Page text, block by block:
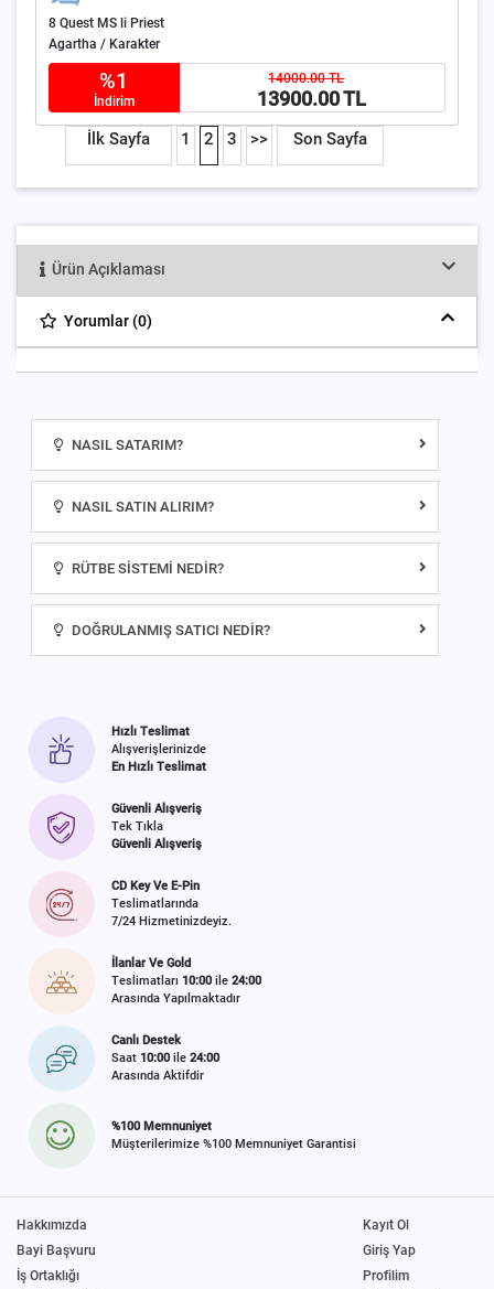
8 Quest MS li Priest
Agartha / Karakter
%1
İndirim
14000.00 TL
13900.00 TL
İlk Sayfa 1 2 3 >> Son Sayfa
Ürün Açıklaması
Yorumlar (0)
NASIL SATARIM?
NASIL SATIN ALIRIM?
RÜTBE SISTEMI NEDIR?
DOĞRULANMIŞ SATICI NEDIR?
Hızlı Teslimat
Alışverişlerinizde
En Hızlı Teslimat
Güvenli Alışveriş
Tek Tıkla
Güvenli Alışveriş
CD Key Ve E-Pin
Teslimatlarında
7/24 Hizmetinizdeyiz.
İlanlar Ve Gold
Teslimatları 10:00ile 24:00
Arasında Yapılmaktadır
Canlı Destek
Saat 10:00ile 24:00
Arasında Aktifdir
%100 Memnuniyet
Müşterilerimize %100 Memnuniyet Garantisi
Hakkımızda
Bayi Başvuru
İş Ortaklığı
Kayıt Ol
Giriş Yap
Profilim